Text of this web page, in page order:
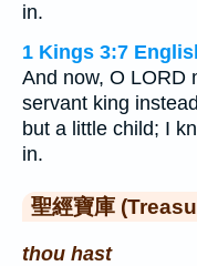
in.
1 Kings 3:7
And now, O LORD
servant king
but a little child; I
in.
聖經寶庫
thou hast